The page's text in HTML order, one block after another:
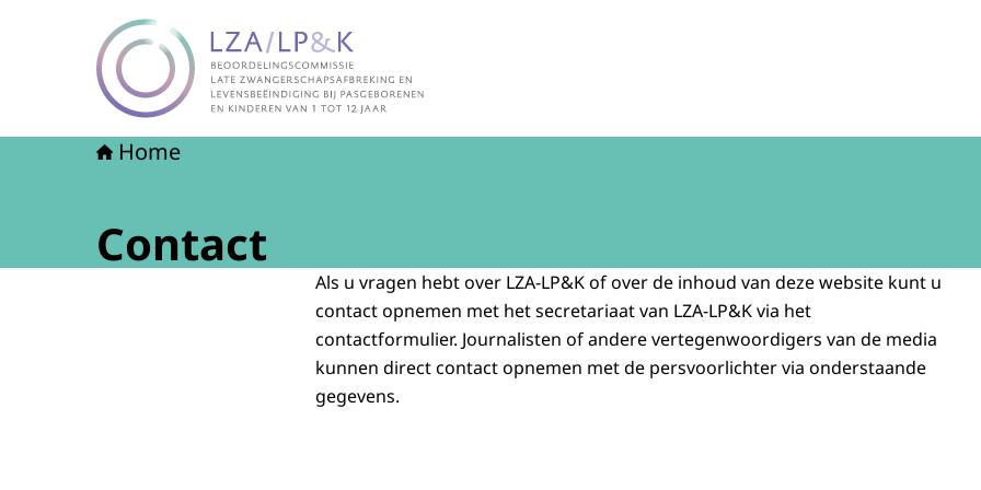
Naar de homepage van LZA-LP&K - Late zwangerschapsafbreking en levensbeëindiging bij pasgeborenen
Home
Contact
Als u vragen hebt over LZA-LP&K of over de inhoud van deze website kunt u
contact opnemen met het secretariaat van LZA-LP&K via het
contactformulier. Journalisten of andere vertegenwoordigers van de media
kunnen direct contact opnemen met de persvoorlichter via onderstaande
gegevens.